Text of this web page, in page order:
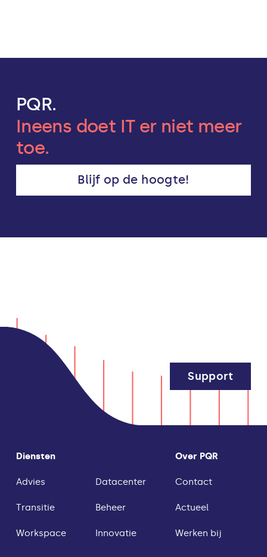
PQR.
Ineens doet IT er niet meer
toe.
Blijf op de hoogte!
Diensten
Advies
Transitie
Workspace
Datacenter
Beheer
Innovatie
Over PQR
Contact
Actueel
Werken bij
Support